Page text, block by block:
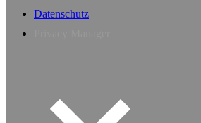
Datenschutz